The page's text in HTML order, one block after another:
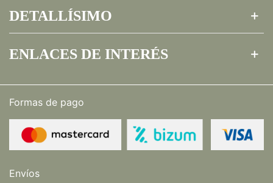
DETALLÍSIMO
ENLACES DE INTERÉS
Formas de pago
Envíos